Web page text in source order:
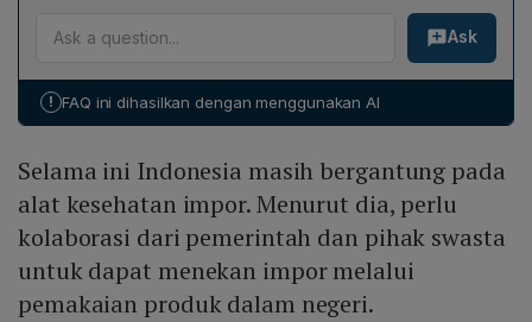
impor namun tetap memberikan insentif bagi produsen
dalam negeri. Kebijakan ini mendorong kalibrasi
produksi, meningkatkan investasi pada transfer
teknologi, dan menstimulasi inovasi agar produk lokal
dapat bersaing secara kualitas dan harga.
Kalbe Farma melihat kolaborasi ini sebagai wujud
komitmen memperluas akses kesehatan,
mengintegrasikan ekosistem medis, dan menegaskan
produksi lokal meningkatkan respons cepat terhadap
tinggi, serta mendukung pengembangan tenaga kerja
teknologi kesehatan Indonesia, sambil
mempertahankan standar kualitas internasional.
Ask
! FAQ ini dihasilkan dengan menggunakan AI
Selama ini Indonesia masih bergantung pada
alat kesehatan impor. Menurut dia, perlu
kolaborasi dari pemerintah dan pihak swasta
untuk dapat menekan impor melalui
pemakaian produk dalam negeri.